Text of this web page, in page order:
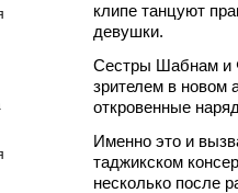
клипе танцуют
девушки.
Сестры Шабнам и
зрителем в новом
откровенные
Именно это и
таджикском
несколько после